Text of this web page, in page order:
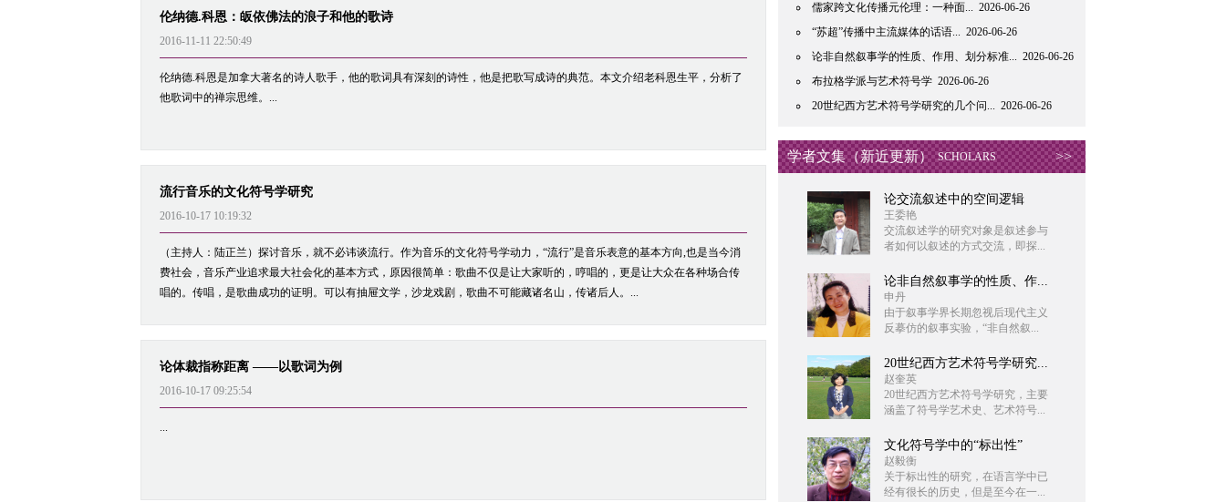
伦纳德.科恩：皈依佛法的浪子和他的歌诗
2016-11-11 22:50:49
伦纳德.科恩是加拿大著名的诗人歌手，他的歌词具有深刻的诗性，他是把歌写成诗的典范。本文介绍老科恩生平，分析了
他歌词中的禅宗思维。...
流行音乐的文化符号学研究
2016-10-17 10:19:32
（主持人：陆正兰）探讨音乐，就不必讳谈流行。作为音乐的文化符号学动力，“流行”是音乐表意的基本方向,也是当今消
费社会，音乐产业追求最大社会化的基本方式，原因很简单：歌曲不仅是让大家听的，哼唱的，更是让大众在各种场合传
唱的。传唱，是歌曲成功的证明。可以有抽屉文学，沙龙戏剧，歌曲不可能藏诸名山，传诸后人。...
论体裁指称距离 ——以歌词为例
2016-10-17 09:25:54
...
儒家跨文化传播元伦理：一种面... 2026-06-26
“苏超”传播中主流媒体的话语... 2026-06-26
论非自然叙事学的性质、作用、划分标准... 2026-06-26
布拉格学派与艺术符号学 2026-06-26
20世纪西方艺术符号学研究的几个问... 2026-06-26
学者文集（新近更新） SCHOLARS >>
论交流叙述中的空间逻辑
王委艳
交流叙述学的研究对象是叙述参与
者如何以叙述的方式交流，即探...
论非自然叙事学的性质、作...
申丹
由于叙事学界长期忽视后现代主义
反摹仿的叙事实验，“非自然叙...
20世纪西方艺术符号学研究...
赵奎英
20世纪西方艺术符号学研究，主要
涵盖了符号学艺术史、艺术符号...
文化符号学中的“标出性”
赵毅衡
关于标出性的研究，在语言学中已
经有很长的历史，但是至今在一...